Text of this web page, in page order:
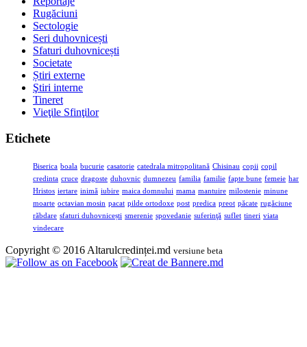
Rugăciuni
Sectologie
Seri duhovnicești
Sfaturi duhovnicești
Societate
Știri externe
Ştiri interne
Tineret
Vieţile Sfinţilor
Etichete
Biserica boala bucurie casatorie catedrala mitropolitană Chisinau copii copil
credinta cruce dragoste duhovnic dumnezeu familia familie fapte bune femeie har
Hristos iertare inimă iubire maica domnului mama mantuire milostenie minune
moarte octavian mosin pacat pilde ortodoxe post predica preot păcate rugăciune
răbdare sfaturi duhovnicești smerenie spovedanie suferinţă suflet tineri viata
vindecare
Copyright © 2016 Altarulcredinței.md versiune beta